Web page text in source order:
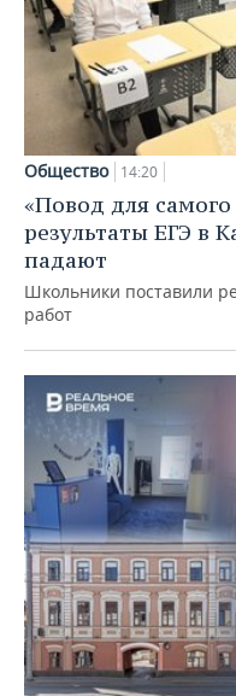
Общество 14:20
«Повод для самого
результаты ЕГЭ в
падают
Школьники поставили
работ